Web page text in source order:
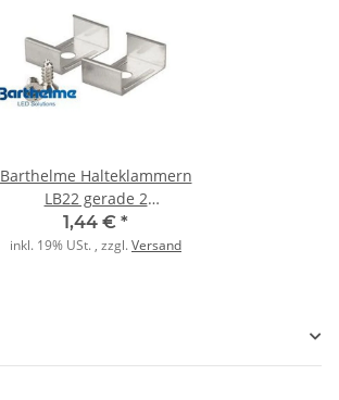
Barthelme Halteklammern
LB22 gerade 2
Stk.+Schrauben
1,44 € *
inkl. 19% USt. , zzgl.Versand